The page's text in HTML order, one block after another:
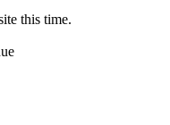
this time.